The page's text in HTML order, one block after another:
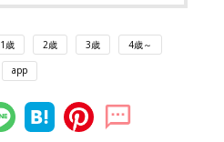
1歳 2歳 3歳 4歳～
app